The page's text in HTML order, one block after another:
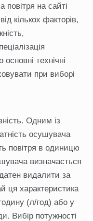
на сайті
кількох факторів,
технічні
при виборі
Одним із
осушувача
повітря в одиницю
визначається
видалити за
ця характеристика
(л/год) або у
Вибір потужності